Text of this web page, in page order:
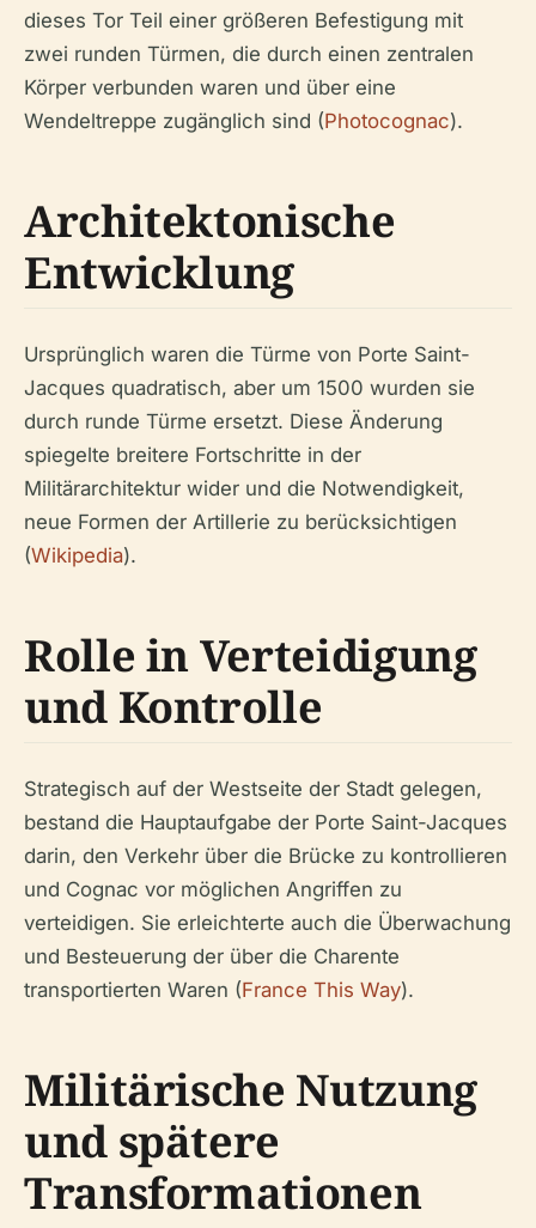
dieses Tor Teil einer größeren Befestigung mit
zwei runden Türmen, die durch einen zentralen
Körper verbunden waren und über eine
Wendeltreppe zugänglich sind (Photocognac).
Architektonische
Entwicklung
Ursprünglich waren die Türme von Porte Saint-
Jacques quadratisch, aber um 1500 wurden sie
durch runde Türme ersetzt. Diese Änderung
spiegelte breitere Fortschritte in der
Militärarchitektur wider und die Notwendigkeit,
neue Formen der Artillerie zu berücksichtigen
(Wikipedia).
Rolle in Verteidigung
und Kontrolle
Strategisch auf der Westseite der Stadt gelegen,
bestand die Hauptaufgabe der Porte Saint-Jacques
darin, den Verkehr über die Brücke zu kontrollieren
und Cognac vor möglichen Angriffen zu
verteidigen. Sie erleichterte auch die Überwachung
und Besteuerung der über die Charente
transportierten Waren (France This Way).
Militärische Nutzung
und spätere
Transformationen